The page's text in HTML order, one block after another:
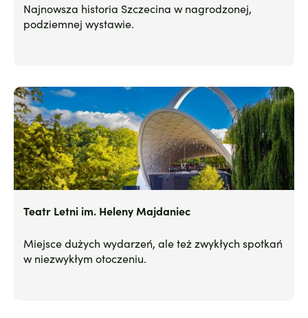
Najnowsza historia Szczecina w nagrodzonej,
podziemnej wystawie.
Teatr Letni im. Heleny Majdaniec
Miejsce dużych wydarzeń, ale też zwykłych spotkań
w niezwykłym otoczeniu.